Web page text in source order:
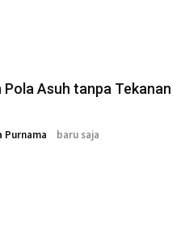
Asuh tanpa Tekanan
Purnama baru saja